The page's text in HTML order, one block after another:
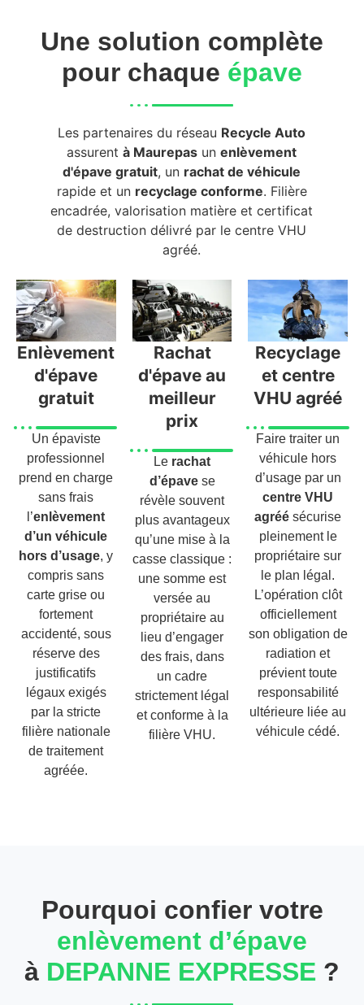
Une solution complète
pour chaque épave
Les partenaires du réseau Recycle Auto
assurentà Maurepas unenlèvement
d'épave gratuit, un rachat de véhicule
rapide et un recyclage conforme. Filière
encadrée, valorisation matière et certificat
de destruction délivré par le centre VHU
agréé.
Enlèvement
d'épave
gratuit
Un épaviste
professionnel
prend en charge
sans frais
l’enlèvement
d’un véhicule
hors d’usage, y
compris sans
carte grise ou
fortement
accidenté, sous
réserve des
justificatifs
légaux exigés
par la stricte
filière nationale
de traitement
agréée.
Rachat
d'épave au
meilleur
prix
Le rachat
d’épavese
révèle souvent
plus avantageux
qu’une mise à la
casse classique :
une somme est
versée au
propriétaire au
lieu d’engager
des frais, dans
un cadre
strictement légal
et conforme à la
filière VHU.
Recyclage
et centre
VHU agréé
Faire traiter un
véhicule hors
d’usage par un
centre VHU
agréé sécurise
pleinement le
propriétaire sur
le plan légal.
L’opération clôt
officiellement
son obligation de
radiation et
prévient toute
responsabilité
ultérieure liée au
véhicule cédé.
Pourquoi confier votre
enlèvement d’épave
à DEPANNE EXPRESSE ?